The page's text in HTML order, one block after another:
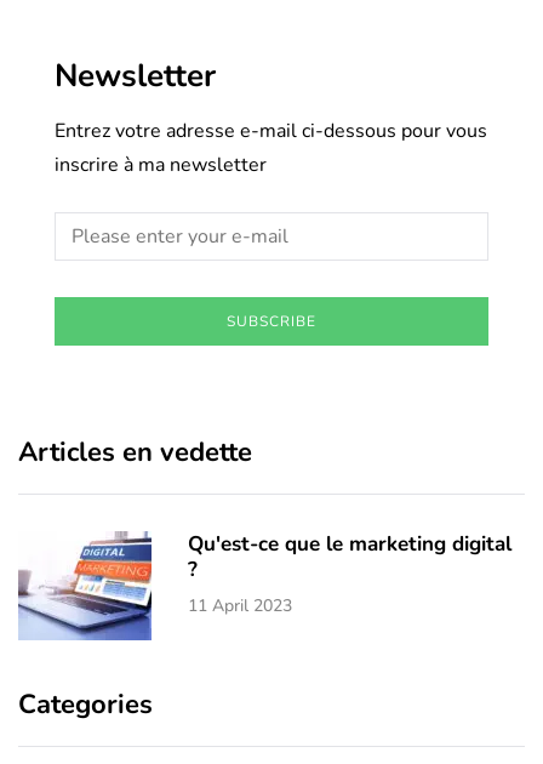
Newsletter
Entrez votre adresse e-mail ci-dessous pour vous
inscrire à ma newsletter
SUBSCRIBE
Articles en vedette
Qu'est-ce que le marketing digital
?
11 April 2023
Categories